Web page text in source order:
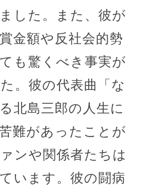
した。また、彼が
金額や反社会的勢
も驚くべき事実が
。彼の代表曲「な
北島三郎の人生に
難があったことが
ンや関係者たちは
います。彼の闘病